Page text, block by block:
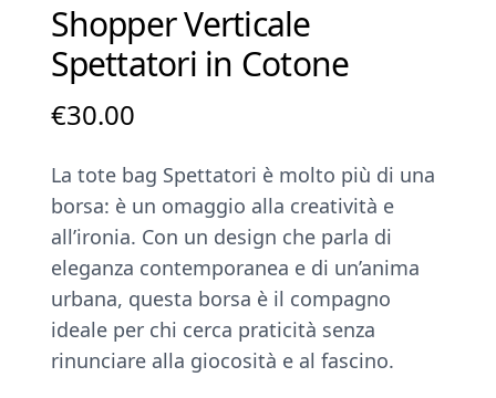
Shopper Verticale
Spettatori in Cotone
€30.00
La tote bag Spettatori è molto più di una
borsa: è un omaggio alla creatività e
all’ironia. Con un design che parla di
eleganza contemporanea e di un’anima
urbana, questa borsa è il compagno
ideale per chi cerca praticità senza
rinunciare alla giocosità e al fascino.